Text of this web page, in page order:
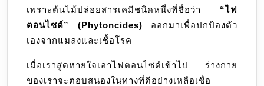
เพราะต้นไม้ปล่อยสารเคมีชนิดหนึ่งที่ชื่อว่า “ไฟ
ตอนไซด์” (Phytoncides) ออกมาเพื่อปกป้องตัว
เองจากแมลงและเชื้อโรค
เมื่อเราสูดหายใจเอาไฟตอนไซด์เข้าไป ร่างกาย
ของเราจะตอบสนองในทางที่ดีอย่างเหลือเชื่อ